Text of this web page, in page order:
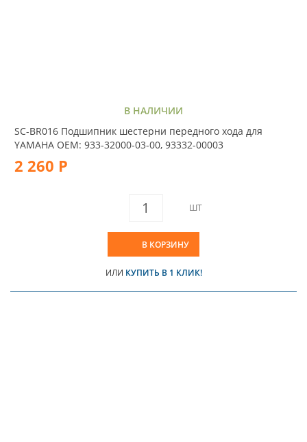
В НАЛИЧИИ
SC-BR016 Подшипник шестерни передного хода для
YAMAHA OEM: 933-32000-03-00, 93332-00003
2 260 Р
ШТ
В КОРЗИНУ
ИЛИ КУПИТЬ В 1 КЛИК!